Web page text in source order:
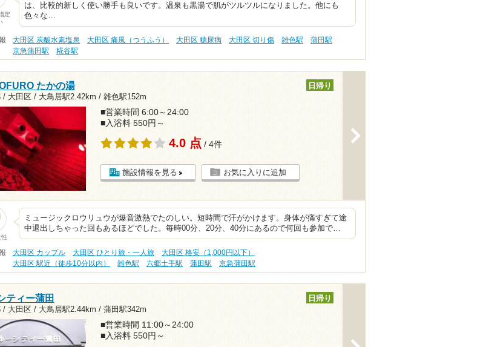
定
は、比較的新しく使い勝手も良いです。温泉も黒湯で肌がツルツルになりました。他にも
色々な…
大田区 炭酸水素塩泉 大田区 痛風（つうふう） 大田区 糖尿病 大田区 切り傷 雑色駅
蒲田駅
京急蒲田駅
糀谷駅
たかの湯
/ 大田区 / 大鳥居駅2.42km / 雑色駅152m
日帰り
■営業時間 6:00～24:00
■入浴料 550円～
4.0 点 / 4件
施設情報を見る お気に入りに追加
性
ミュージックロウリュウが爆音激熱でたのしい。短時間で汗がかけます。身体が痛すぎて途
中退出しちゃった回もあるほどでした。毎時00分、20分、40分にあるので何回も参加で…
大田区 カップル 大田区 ひとり旅・一人旅
大田区 格安（1,000円以下）
大田区 駅近（徒歩10分以内）
雑色駅 六郷土手駅 蒲田駅 京急蒲田駅
ティー蒲田
/ 大田区 / 大鳥居駅2.44km / 蒲田駅342m
日帰り
■営業時間 11:00～24:00
■入浴料 550円～